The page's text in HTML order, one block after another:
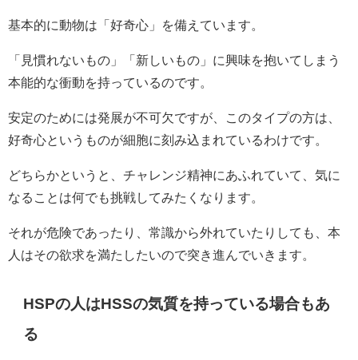
基本的に動物は「好奇心」を備えています。
「見慣れないもの」「新しいもの」に興味を抱いてしまう
本能的な衝動を持っているのです。
安定のためには発展が不可欠ですが、このタイプの方は、
好奇心というものが細胞に刻み込まれているわけです。
どちらかというと、チャレンジ精神にあふれていて、気に
なることは何でも挑戦してみたくなります。
それが危険であったり、常識から外れていたりしても、本
人はその欲求を満たしたいので突き進んでいきます。
HSPの人はHSSの気質を持っている場合もあ
る